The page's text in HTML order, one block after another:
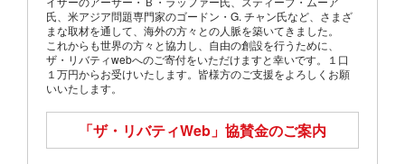
氏、米アジア問題専門家のゴードン・G. チャン氏など、さまざ
まな取材を通して、海外の方々との人脈を築いてきました。
これからも世界の方々と協力し、自由の創設を行うために、
ザ・リバティwebへのご寄付をいただけますと幸いです。１口
１万円からお受けいたします。皆様方のご支援をよろしくお願
いいたします。
「ザ・リバティWeb」 協賛金のご案内